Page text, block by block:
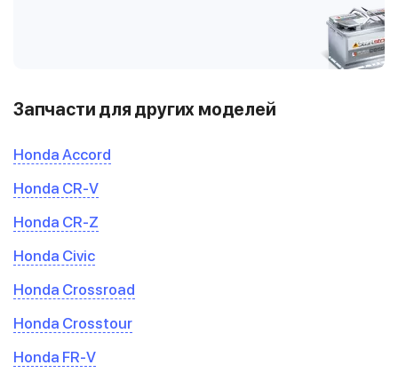
Запчасти для других моделей
Honda Accord
Honda CR-V
Honda CR-Z
Honda Civic
Honda Crossroad
Honda Crosstour
Honda FR-V